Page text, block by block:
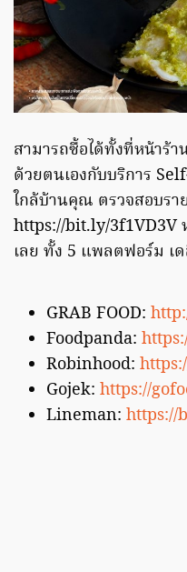
สามารถซื้อได้ทั้งที่หน้าร้า
ด้วยตนเองกับบริการ
ใกล้บ้านคุณ ตรวจสอบรา
https://bit.ly/3f1VD3V
เลย ทั้ง 5 แพลตฟอร์ม เด
GRAB FOOD:
Foodpanda:
Robinhood:
Gojek: https://
Lineman: https://